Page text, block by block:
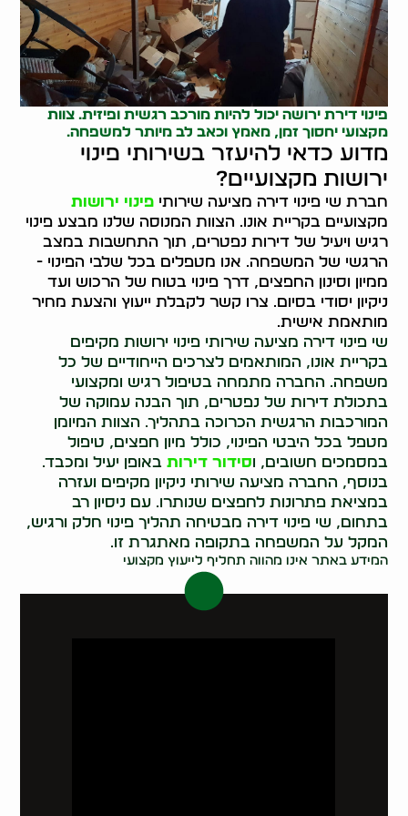
פינוי דירת ירושה יכול להיות מורכב רגשית ופיזית. צוות
מקצועי יחסוך זמן, מאמץ וכאב לב מיותר למשפחה.
מדוע כדאי להיעזר בשירותי פינוי
ירושות מקצועיים?
חברת שי פינוי דירה מציעה שירותיפינוי ירושות
מקצועיים בקריית אונו. הצוות המנוסה שלנו מבצע פינוי
רגיש ויעיל של דירות נפטרים, תוך התחשבות במצב
הרגשי של המשפחה. אנו מטפלים בכל שלבי הפינוי -
ממיון וסינון החפצים, דרך פינוי בטוח של הרכוש ועד
ניקיון יסודי בסיום. צרו קשר לקבלת ייעוץ והצעת מחיר
מותאמת אישית.
שי פינוי דירה מציעה שירותי פינוי ירושות מקיפים
בקריית אונו, המותאמים לצרכים הייחודיים של כל
משפחה. החברה מתמחה בטיפול רגיש ומקצועי
בתכולת דירות של נפטרים, תוך הבנה עמוקה של
המורכבות הרגשית הכרוכה בתהליך. הצוות המיומן
מטפל בכל היבטי הפינוי, כולל מיון חפצים, טיפול
במסמכים חשובים, וסידור דירות באופן יעיל ומכבד.
בנוסף, החברה מציעה שירותי ניקיון מקיפים ועזרה
במציאת פתרונות לחפצים שנותרו. עם ניסיון רב
בתחום, שי פינוי דירה מבטיחה תהליך פינוי חלק ורגיש,
המקל על המשפחה בתקופה מאתגרת זו.
המידע באתר אינו מהווה תחליף לייעוץ מקצועי